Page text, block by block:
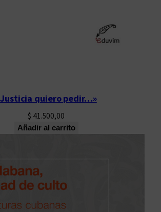
quiero pedir…»
$ 41.500,00
Añadir al carrito